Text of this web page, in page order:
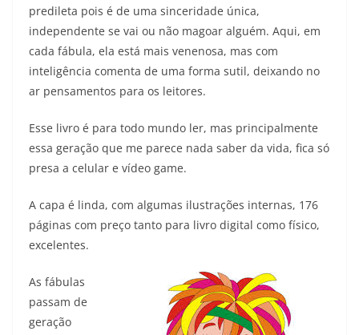
predileta pois é de uma sinceridade única,
independente se vai ou não magoar alguém. Aqui, em
cada fábula, ela está mais venenosa, mas com
inteligência comenta de uma forma sutil, deixando no
ar pensamentos para os leitores.
Esse livro é para todo mundo ler, mas principalmente
essa geração que me parece nada saber da vida, fica só
presa a celular e vídeo game.
A capa é linda, com algumas ilustrações internas, 176
páginas com preço tanto para livro digital como físico,
excelentes.
As fábulas
passam de
geração